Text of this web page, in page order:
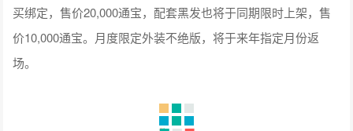
买绑定，售价20,000通宝，配套黑发也将于同期限时上架，售
价10,000通宝。月度限定外装不绝版，将于来年指定月份返
场。